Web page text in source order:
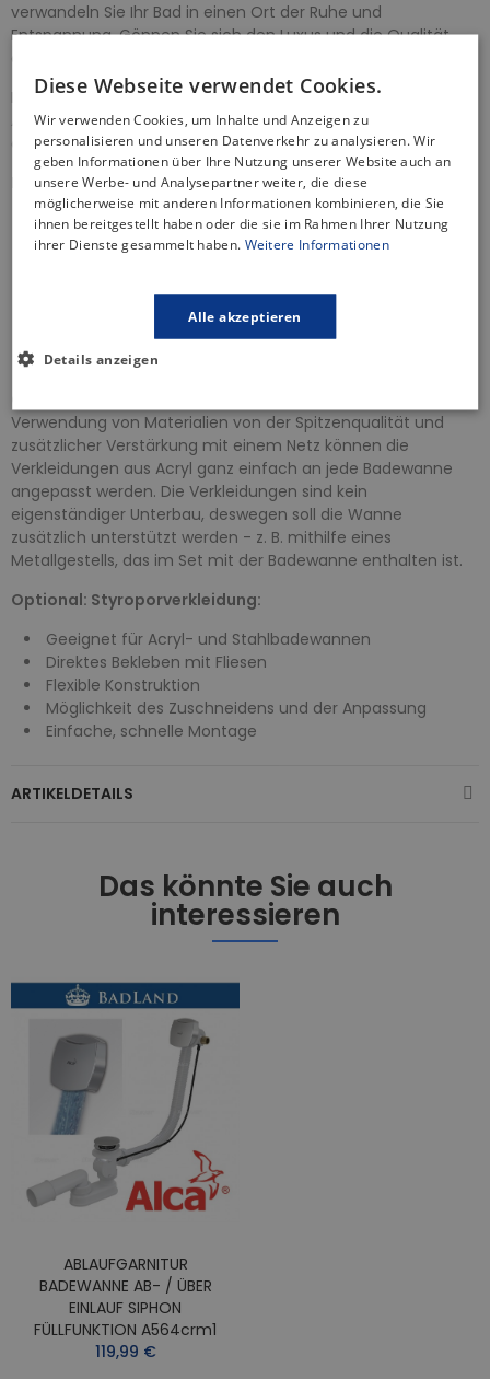
verwandeln Sie Ihr Bad in einen Ort der Ruhe und
Entspannung. Gönnen Sie sich den Luxus und die Qualität,
Die Wanne hat keine Löcher für die Armatur. Die dargestellte
Armatur gilt nur als ein Beispiel und ist nicht im Set
enthalten.
Badewannenabfluss - Produkteigenschaften:
Automatsicher Siphon
Steuerknopf - aus Metall, verchromt
Widerstand des Siphons gegen den Druck von -588Pa
Er besitzt eine Wärmezertifikat von 95 Grad Celsius
Ablaufsieb aus Edelstahl
2 Jahre Garantie
Verwendung von Materialien von der Spitzenqualität und
zusätzlicher Verstärkung mit einem Netz können die
Verkleidungen aus Acryl ganz einfach an jede Badewanne
angepasst werden. Die Verkleidungen sind kein
eigenständiger Unterbau, deswegen soll die Wanne
zusätzlich unterstützt werden - z. B. mithilfe eines
Metallgestells, das im Set mit der Badewanne enthalten ist.
Optional: Styroporverkleidung:
Geeignet für Acryl- und Stahlbadewannen
Direktes Bekleben mit Fliesen
Flexible Konstruktion
Möglichkeit des Zuschneidens und der Anpassung
Einfache, schnelle Montage
ARTIKELDETAILS
Das könnte Sie auch
interessieren
ABLAUFGARNITUR
BADEWANNE AB- / ÜBER
EINLAUF SIPHON
FÜLLFUNKTION A564crm1
119,99 €
Diese Webseite verwendet Cookies.
Wir verwenden Cookies, um Inhalte und Anzeigen zu
personalisieren und unseren Datenverkehr zu analysieren. Wir
geben Informationen über Ihre Nutzung unserer Website auch an
unsere Werbe- und Analysepartner weiter, die diese
möglicherweise mit anderen Informationen kombinieren, die Sie
ihnen bereitgestellt haben oder die sie im Rahmen Ihrer Nutzung
ihrer Dienste gesammelt haben. Weitere Informationen
Alle akzeptieren
Details anzeigen